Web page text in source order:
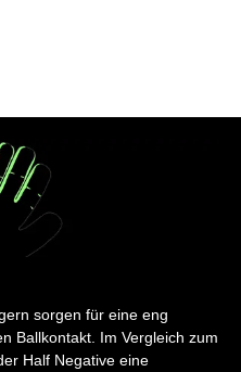
sorgen für eine eng
Ballkontakt. Im Vergleich zum
Half Negative eine